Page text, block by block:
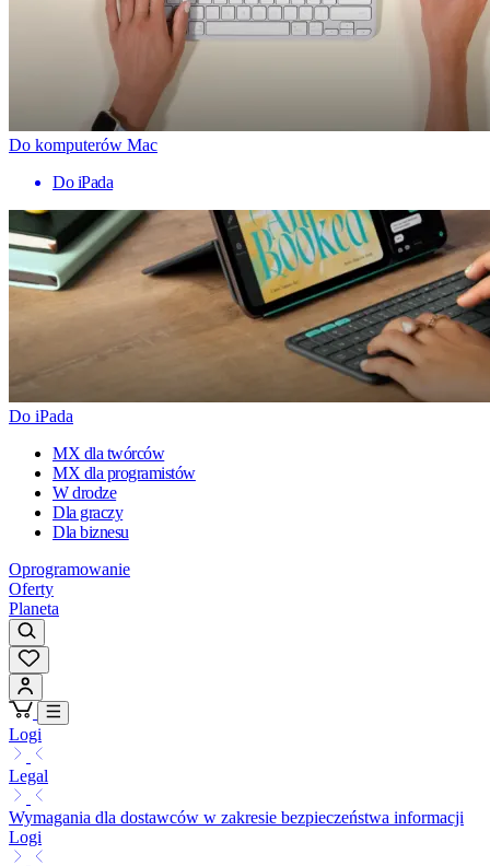
Do komputerów Mac
Do iPada
Do iPada
MX dla twórców
MX dla programistów
W drodze
Dla graczy
Dla biznesu
Oprogramowanie
Oferty
Planeta
Logi
Legal
Wymagania dla dostawców w zakresie bezpieczeństwa informacji
Logi